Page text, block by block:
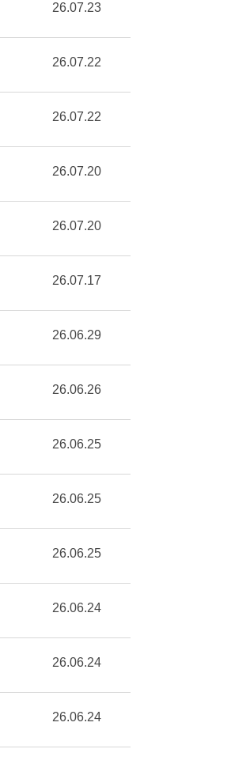
26.07.23
26.07.22
26.07.22
26.07.20
26.07.20
26.07.17
26.06.29
26.06.26
26.06.25
26.06.25
26.06.25
26.06.24
26.06.24
26.06.24